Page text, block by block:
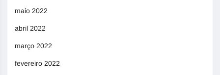
maio 2022
abril 2022
março 2022
fevereiro 2022